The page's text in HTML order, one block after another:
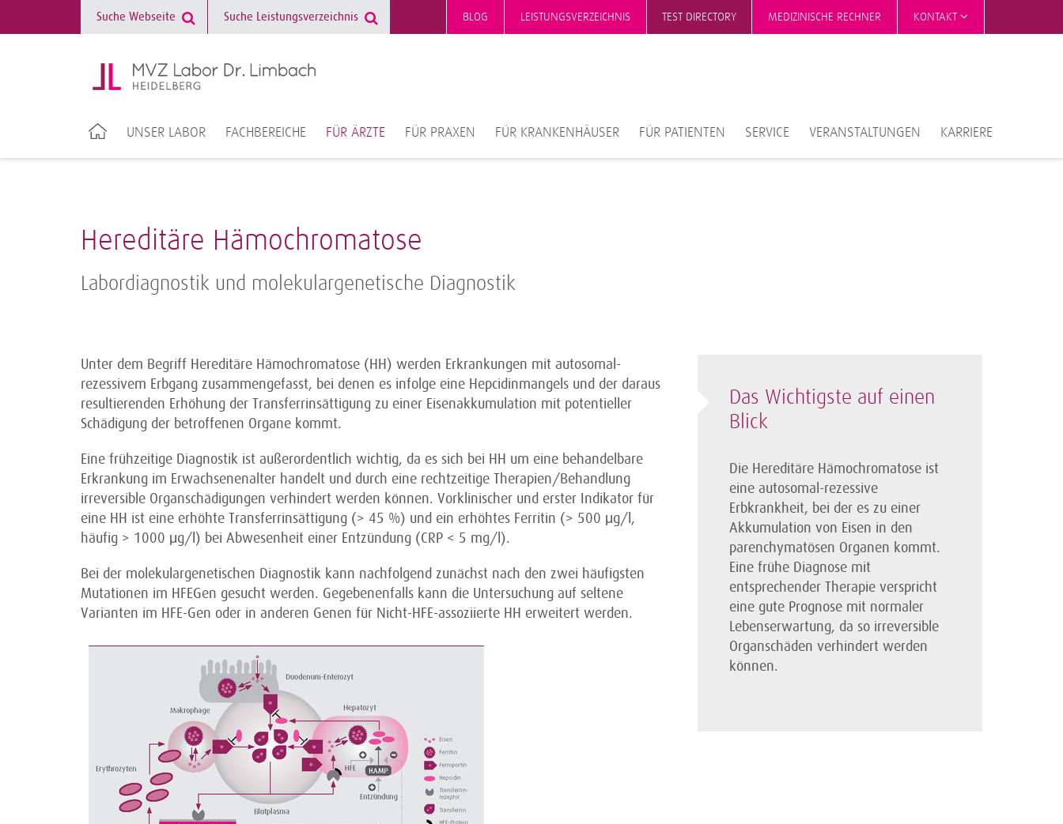
BLOG LEISTUNGSVERZEICHNIS TEST DIRECTORY MEDIZINISCHE RECHNER KONTAKT
UNSER LABOR FACHBEREICHE FÜR ÄRZTE FÜR PRAXEN FÜR KRANKENHÄUSER FÜR PATIENTEN SERVICE VERANSTALTUNGEN KARRIERE
Hereditäre Hämochromatose
Labordiagnostik und molekulargenetische Diagnostik
Unter dem Begriff Hereditäre Hämochromatose (HH) werden Erkrankungen mit autosomal-
rezessivem Erbgang zusammengefasst, bei denen es infolge eine Hepcidinmangels und der daraus
resultierenden Erhöhung der Transferrinsättigung zu einer Eisenakkumulation mit potentieller
Schädigung der betroffenen Organe kommt.
Eine frühzeitige Diagnostik ist außerordentlich wichtig, da es sich bei HH um eine behandelbare
Erkrankung im Erwachsenenalter handelt und durch eine rechtzeitige Therapien/Behandlung
irreversible Organschädigungen verhindert werden können. Vorklinischer und erster Indikator für
eine HH ist eine erhöhte Transferrinsättigung (> 45 %) und ein erhöhtes Ferritin (> 500 μg/l,
häufig > 1000 μg/l) bei Abwesenheit einer Entzündung (CRP < 5 mg/l).
Bei der molekulargenetischen Diagnostik kann nachfolgend zunächst nach den zwei häufigsten
Mutationen im HFEGen gesucht werden. Gegebenenfalls kann die Untersuchung auf seltene
Varianten im HFE-Gen oder in anderen Genen für Nicht-HFE-assoziierte HH erweitert werden.
Das Wichtigste auf einen
Blick
Die Hereditäre Hämochromatose ist
eine autosomal-rezessive
Erbkrankheit, bei der es zu einer
Akkumulation von Eisen in den
parenchymatösen Organen kommt.
Eine frühe Diagnose mit
entsprechender Therapie verspricht
eine gute Prognose mit normaler
Lebenserwartung, da so irreversible
Organschäden verhindert werden
können.